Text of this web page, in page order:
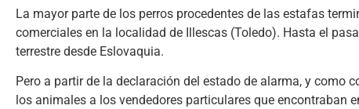
La mayor parte de los perros procedentes de las estafas
comerciales en la localidad de Illescas (Toledo). Hasta el
terrestre desde Eslovaquia.
Pero a partir de la declaración del estado de alarma, y
los animales a los vendedores particulares que encontraban